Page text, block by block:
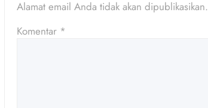
Alamat email Anda tidak akan dipublikasikan.
Komentar *